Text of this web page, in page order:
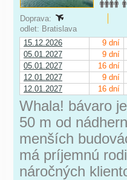
Doprava:
odlet: Bratislava
15.12.2026
9 dní
05.01.2027
9 dní
05.01.2027
16 dní
12.01.2027
9 dní
12.01.2027
16 dní
Whala! bávaro
50 m od
menších
má príjemnú
náročných